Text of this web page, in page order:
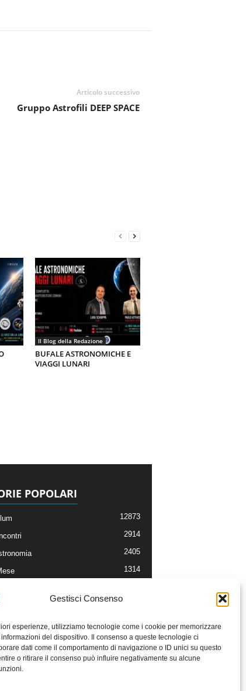
Gestisci Consenso
esperienze, utilizziamo tecnologie come i cookie per memorizzare
del dispositivo. Il consenso a queste tecnologie ci
dati come il comportamento di navigazione o ID unici su questo
o ritirare il consenso può influire negativamente su alcune
Articolo successivo
Gruppo Astrofili DEEP SPACE
Il Blog della Redazione
BUFALE ASTRONOMICHE E
VIAGGI LUNARI
POPOLARI
12873
2914
2405
1314
On-Line
Redazione